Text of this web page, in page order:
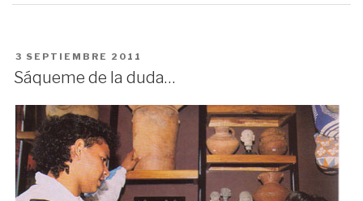
PUBLICADO
EN
3 SEPTIEMBRE 2011
Sáqueme de la duda…